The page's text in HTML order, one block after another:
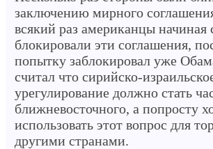
заключению мирного
всякий раз американцы начиная
блокировали эти соглашения,
попытку заблокировал уже
считал что сирийско-
урегулирование должно стать
ближневосточного, а попросту
использовать этот вопрос для
другими странами.